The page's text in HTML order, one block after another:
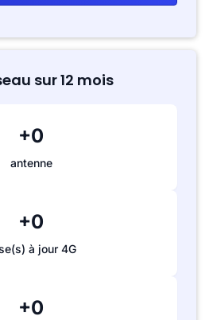
sur 12 mois
+0
antenne
+0
à jour 4G
+0